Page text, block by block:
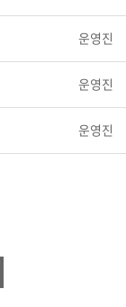
운영진
운영진
운영진